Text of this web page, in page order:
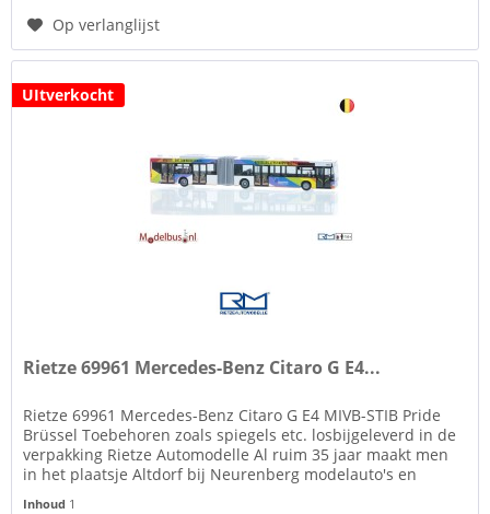
Op verlanglijst
UItverkocht
Rietze 69961 Mercedes-Benz Citaro G E4...
Rietze 69961 Mercedes-Benz Citaro G E4 MIVB-STIB Pride
Brüssel Toebehoren zoals spiegels etc. losbijgeleverd in de
verpakking Rietze Automodelle Al ruim 35 jaar maakt men
in het plaatsje Altdorf bij Neurenberg modelauto's en
Inhoud 1